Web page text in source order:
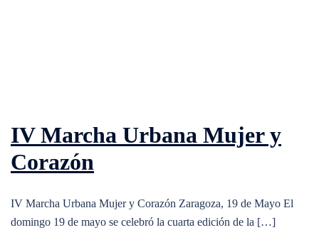
IV Marcha Urbana Mujer y
Corazón
IV Marcha Urbana Mujer y Corazón Zaragoza, 19 de Mayo El
domingo 19 de mayo se celebró la cuarta edición de la […]